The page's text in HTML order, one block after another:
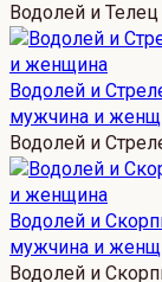
Водолей и
Водолей и
мужчина и
Водолей и
Водолей и
мужчина и
Водолей и